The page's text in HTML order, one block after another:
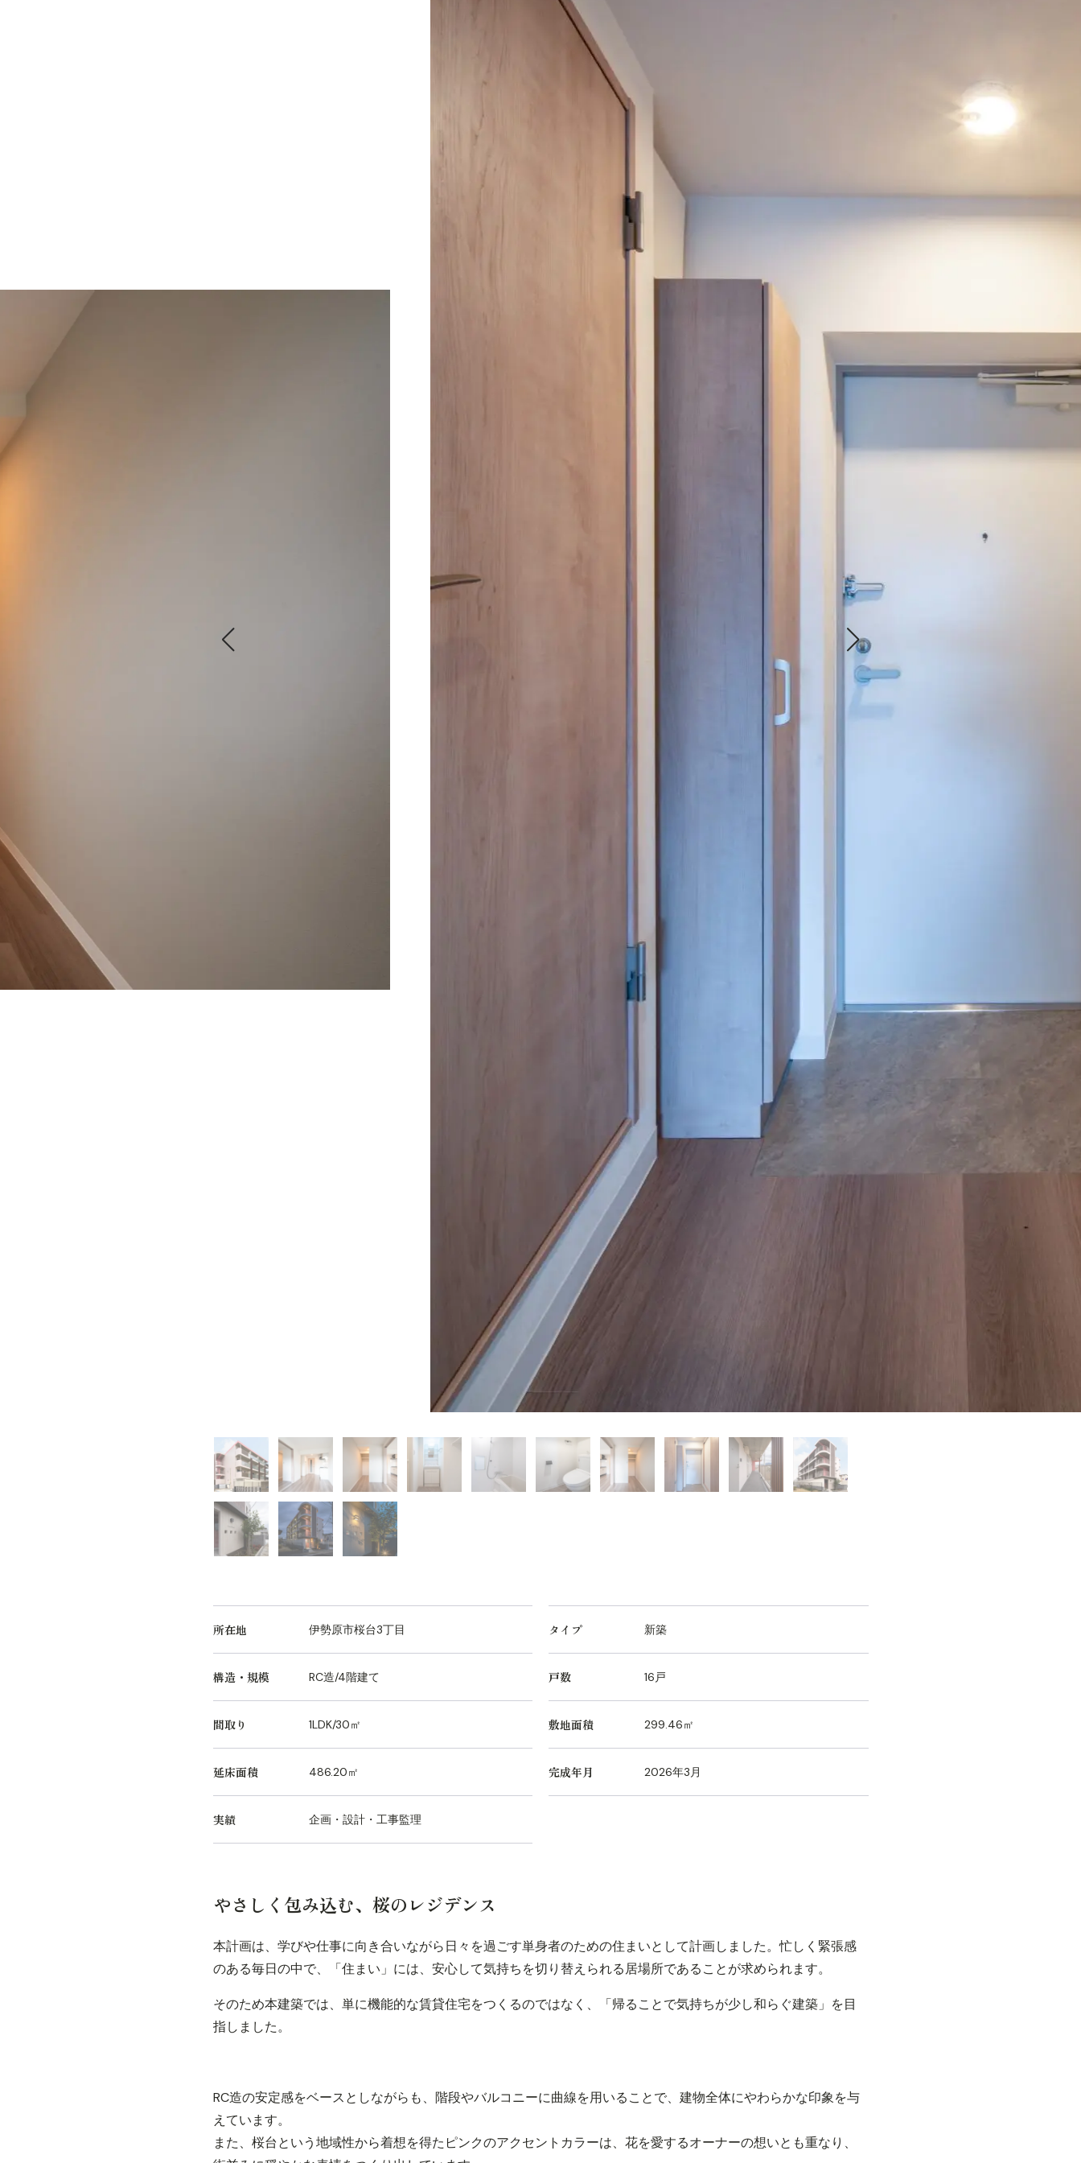
所在地 伊勢原市桜台3丁目 タイプ 新築
構造・規模 RC造/4階建て 戸数 16戸
間取り 1LDK/30㎡ 敷地面積 299.46㎡
延床面積 486.20㎡ 完成年月 2026年3月
実績 企画・設計・工事監理
やさしく包み込む、桜のレジデンス
本計画は、学びや仕事に向き合いながら日々を過ごす単身者のための住まいとして計画しました。忙しく緊張感
のある毎日の中で、「住まい」には、安心して気持ちを切り替えられる居場所であることが求められます。
そのため本建築では、単に機能的な賃貸住宅をつくるのではなく、「帰ることで気持ちが少し和らぐ建築」を目
指しました。
RC造の安定感をベースとしながらも、階段やバルコニーに曲線を用いることで、建物全体にやわらかな印象を与
えています。
また、桜台という地域性から着想を得たピンクのアクセントカラーは、花を愛するオーナーの想いとも重なり、